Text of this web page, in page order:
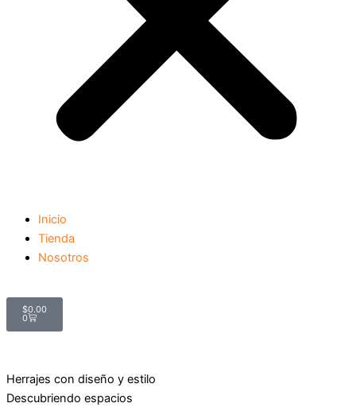
Inicio
Tienda
Nosotros
$0.00
0
Carrito
Herrajes con diseño y estilo
Descubriendo espacios